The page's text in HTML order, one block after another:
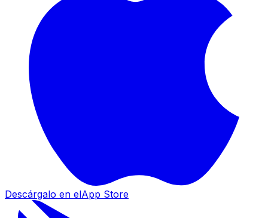
Descárgalo en elApp Store